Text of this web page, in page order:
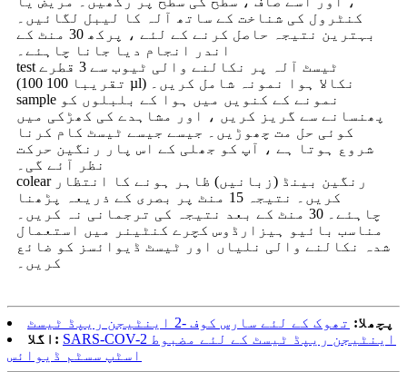
کنٹرول کی شناخت کے ساتھ آلہ کا لیبل لگائیں۔
بہترین نتیجہ حاصل کرنے کے لئے ، پرکھ 30 منٹ کے
اندر انجام دیا جانا چاہئے۔
test ٹیسٹ آلہ پر نکالنے والی ٹیوب سے 3 قطرے
(تقریبا 100 100 µl) نکالا ہوا نمونہ شامل کریں۔
sample نمونے کے کنویں میں ہوا کے بلبلوں کو
پھنسانے سے گریز کریں ، اور مشاہدے کی کھڑکی میں
کوئی حل مت چھوڑیں۔ جیسے جیسے ٹیسٹ کام کرنا
شروع ہوتا ہے ، آپ کو جھلی کے اس پار رنگین حرکت
نظر آئے گی۔
colear رنگین بینڈ (زبانیں) ظاہر ہونے کا انتظار
کریں۔ نتیجہ 15 منٹ پر بصری کے ذریعہ پڑھنا
چاہئے۔ 30 منٹ کے بعد نتیجہ کی ترجمانی نہ کریں۔
مناسب بائیو ہیزارڈوس کچرے کنٹینر میں استعمال
شدہ نکالنے والی نلیاں اور ٹیسٹ ڈیوائسز کو ضائع
کریں۔
پچھلا: تھوک کے لئے سارس کوف -2 اینٹیجن ریپڈ ٹیسٹ
اگلا: SARS-COV-2 اینٹیجن ریپڈ ٹیسٹ کے لئے مضبوط
اسٹپ سسٹم ڈیوائس